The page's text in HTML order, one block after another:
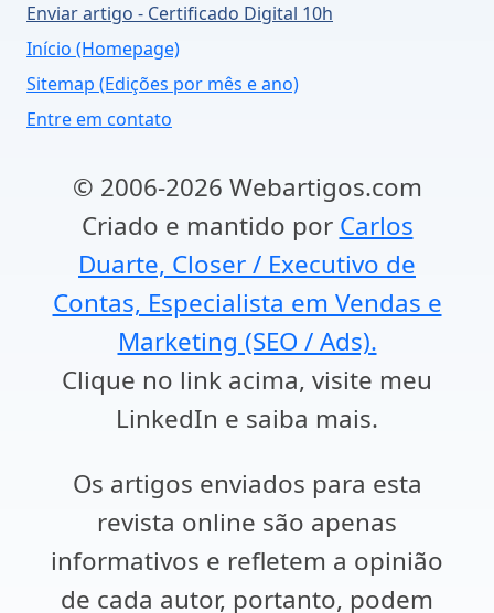
Enviar artigo - Certificado Digital 10h
Início (Homepage)
Sitemap (Edições por mês e ano)
Entre em contato
© 2006-2026 Webartigos.com
Criado e mantido por Carlos
Duarte, Closer / Executivo de
Contas, Especialista em Vendas e
Marketing (SEO / Ads).
Clique no link acima, visite meu
LinkedIn e saiba mais.
Os artigos enviados para esta
revista online são apenas
informativos e refletem a opinião
de cada autor, portanto, podem